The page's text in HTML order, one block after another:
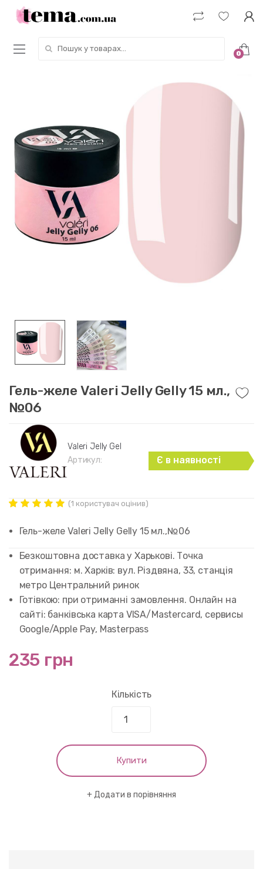
0
Гель-желе Valeri Jelly Gelly 15 мл.,
№06
Valeri Jelly Gel
Артикул:
Є в наявності
5.00
5 based on
rating
(1 користувач оцінив)
Гель-желе Valeri Jelly Gelly 15 мл.,№06
Безкоштовна доставка у Харькові. Точка
отримання: м. Харків: вул. Різдвяна, 33, станція
метро Центральний ринок
Готівкою: при отриманні замовлення. Онлайн на
сайті: банківська карта VISA/Mastercard, сервисы
Google/Apple Pay, Masterpass
235 грн
Кількість
Купити
Додати в порівняння